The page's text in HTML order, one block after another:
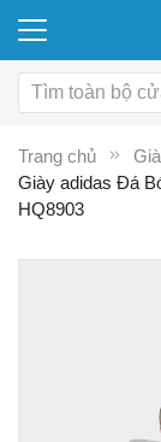
Trang chủ
Giày adidas Đá
HQ8903